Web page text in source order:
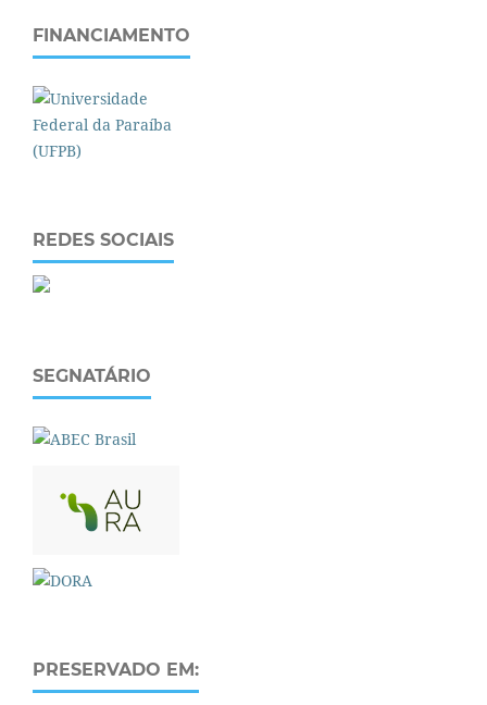
FINANCIAMENTO
REDES SOCIAIS
SEGNATÁRIO
PRESERVADO EM: